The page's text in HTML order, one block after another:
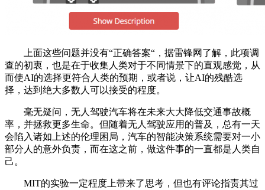
上面这些问题并没有“正确答案“，据雷锋网了解，此项调
查的初衷，也是在于收集人类对于不同情景下的直观感觉，从
而使AI的选择更符合人类的预期，或者说，让AI的残酷选
择，达到绝大多数人可以接受的程度。
毫无疑问，无人驾驶汽车将在未来大大降低交通事故概
率，并拯救更多生命。但随着无人驾驶应用的普及，总有一天
会陷入诸如上述的伦理困局，汽车的智能决策系统需要对一小
部分人的意外负责，而在这之前，做这件事的一直都是人类自
己。
MIT的实验一定程度上带来了思考，但也有评论指责其过